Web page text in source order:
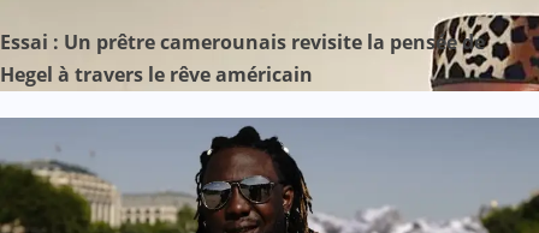
Essai : Un prêtre camerounais revisite la pensée de
Hegel à travers le rêve américain